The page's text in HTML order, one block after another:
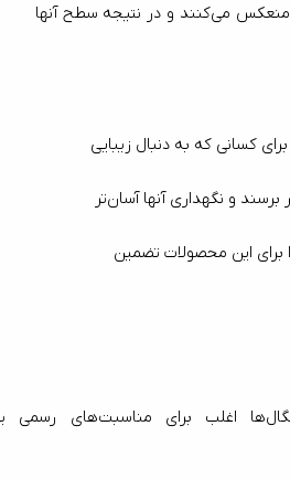
قاشق و چنگال‌های مات به دلیل ظاهر خاص و منحصر به فرد خود، امروزه طرفداران زیادی پیدا کرده‌اند. این نوع قاشق و چنگال‌ها دارای روکشی هستند که نور را به شکل متفاوتی منعکس می‌کنند و در نتیجه سطح آنها
در سوی دیگر، قاشق و چنگال براق به دلیل درخشندگی و